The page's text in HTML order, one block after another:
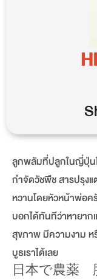
ลูกพลัมที่ปลูกในญี่ปุ่นโ
กำจัดวัชพืช สารปรุง
หวานโดยหัวหน้าพ่อค
บอกได้ทันทีว่าหายาก
สุขภาพ มีความงาม
บูธเราได้เลย
日本で農